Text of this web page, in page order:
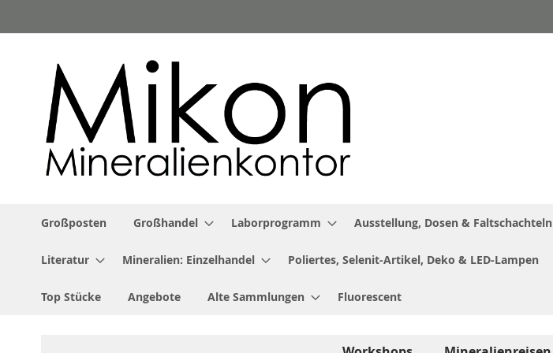
Inhalt
Großposten Großhandel Laborprogramm Ausstellung, Dosen & Faltschachteln
Literatur Mineralien: Einzelhandel Poliertes, Selenit-Artikel, Deko & LED-Lampen
Top Stücke Angebote Alte Sammlungen Fluorescent